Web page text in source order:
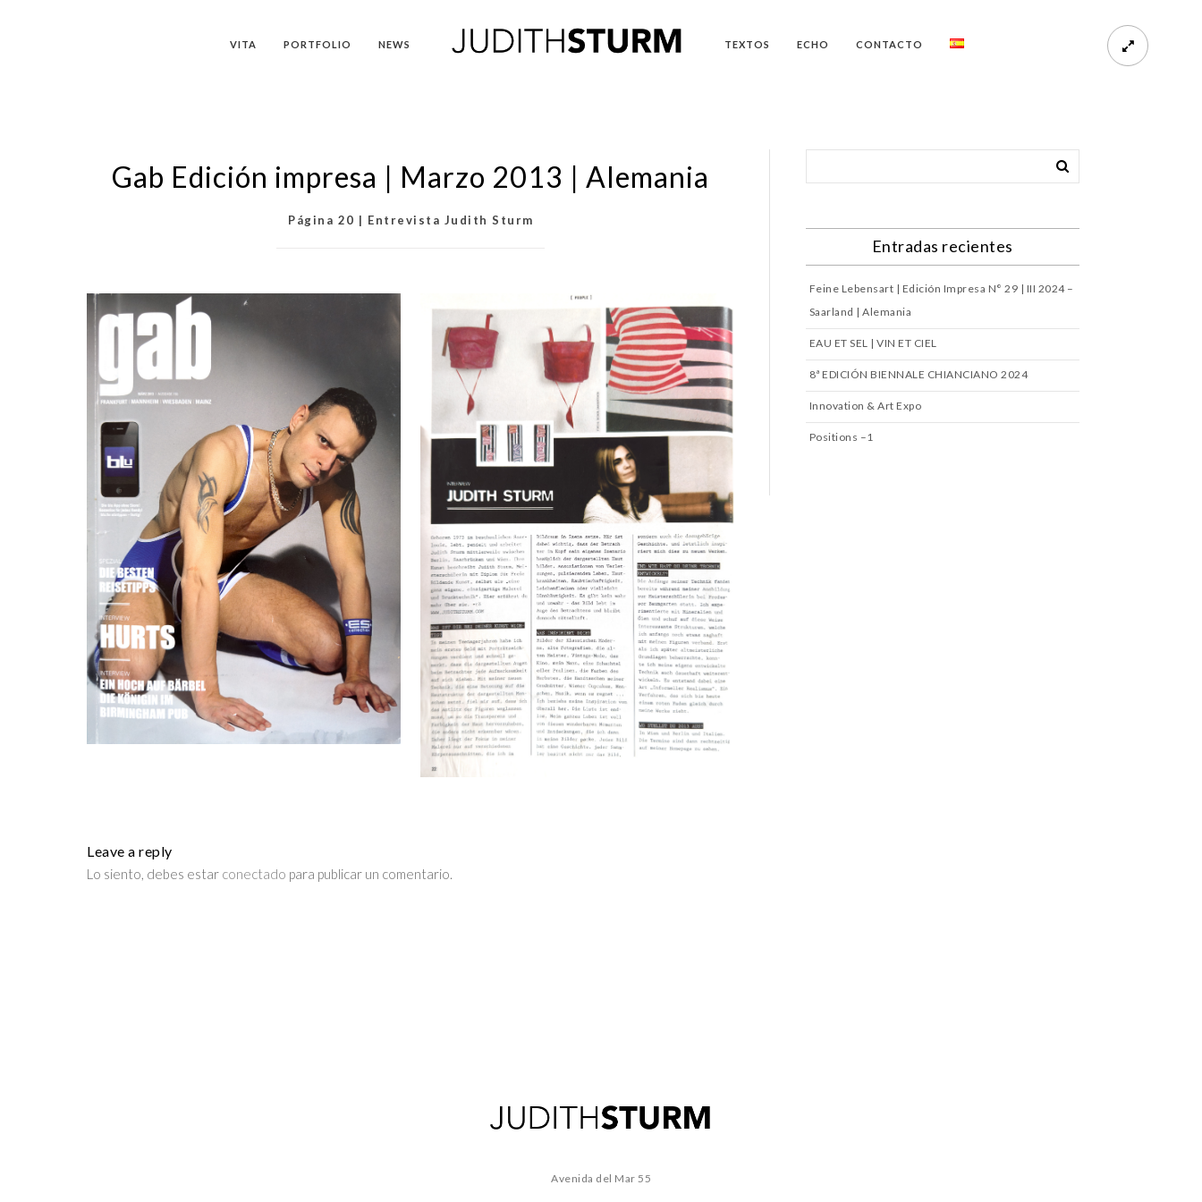
VITA PORTFOLIO NEWS TEXTOS ECHO CONTACTO
Gab Edición impresa | Marzo 2013 | Alemania
Página 20 | Entrevista Judith Sturm
Leave a reply
Lo siento, debes estar conectado para publicar un comentario.
Entradas recientes
Feine Lebensart | Edición Impresa N° 29 | III 2024 –
Saarland | Alemania
EAU ET SEL | VIN ET CIEL
8ª EDICIÓN BIENNALE CHIANCIANO 2024
Innovation & Art Expo
Positions –1
Avenida del Mar 55